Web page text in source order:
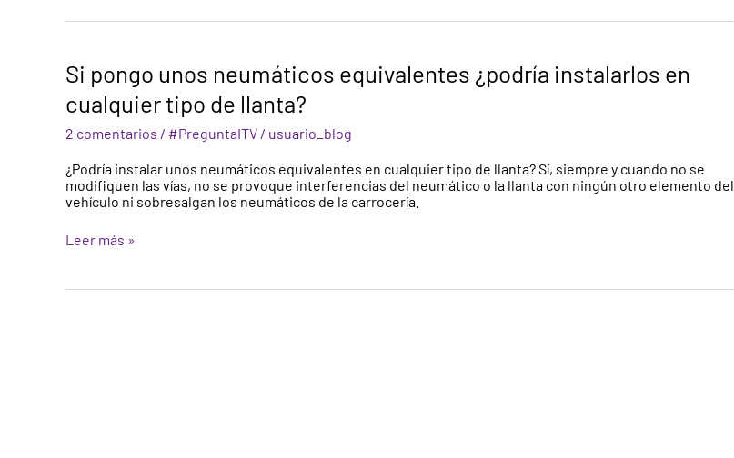
Si pongo unos neumáticos equivalentes ¿podría instalarlos en
cualquier tipo de llanta?
2 comentarios / #PreguntaITV / usuario_blog
¿Podría instalar unos neumáticos equivalentes en cualquier tipo de llanta? Sí, siempre y cuando no se
modifiquen las vías, no se provoque interferencias del neumático o la llanta con ningún otro elemento del
vehículo ni sobresalgan los neumáticos de la carrocería.
Si
pongo
unos
neumáticos
equivalentes
instalarlos
en
cualquier
tipo
llanta?
Leer más »